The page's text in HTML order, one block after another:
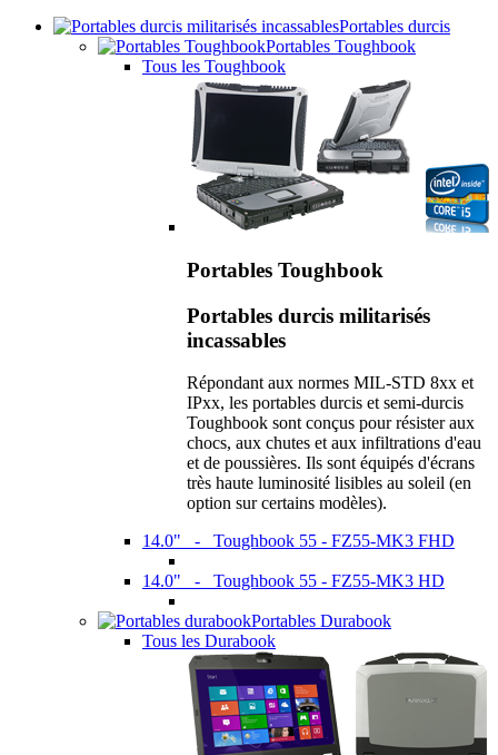
Portables durcis
Portables Toughbook
Tous les Toughbook
Portables Toughbook
Portables durcis militarisés
incassables
Répondant aux normes MIL-STD 8xx et
IPxx, les portables durcis et semi-durcis
Toughbook sont conçus pour résister aux
chocs, aux chutes et aux infiltrations d'eau
et de poussières. Ils sont équipés d'écrans
très haute luminosité lisibles au soleil (en
option sur certains modèles).
14.0" - Toughbook 55 - FZ55-MK3 FHD
14.0" - Toughbook 55 - FZ55-MK3 HD
Portables Durabook
Tous les Durabook